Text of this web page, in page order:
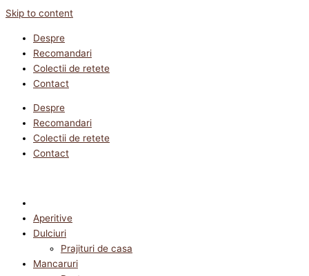
Skip to content
Despre
Recomandari
Colectii de retete
Contact
Despre
Recomandari
Colectii de retete
Contact
Aperitive
Dulciuri
Prajituri de casa
Mancaruri